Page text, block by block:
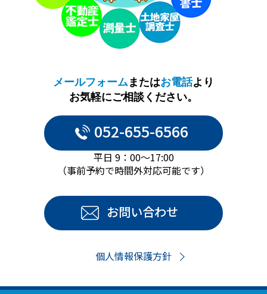
メールフォームまたはお電話より
お気軽にご相談ください。
052-655-6566
平日 9：00～17:00
（事前予約で時間外対応可能です）
お問い合わせ
個人情報保護方針